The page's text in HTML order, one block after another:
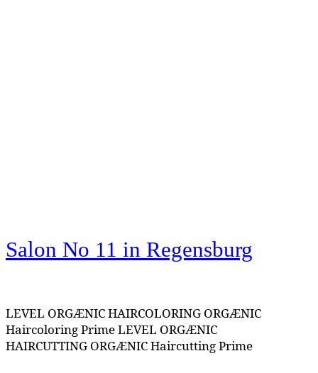
Salon No 11 in Regensburg
LEVEL ORGÆNIC HAIRCOLORING ORGÆNIC
Haircoloring Prime LEVEL ORGÆNIC
HAIRCUTTING ORGÆNIC Haircutting Prime